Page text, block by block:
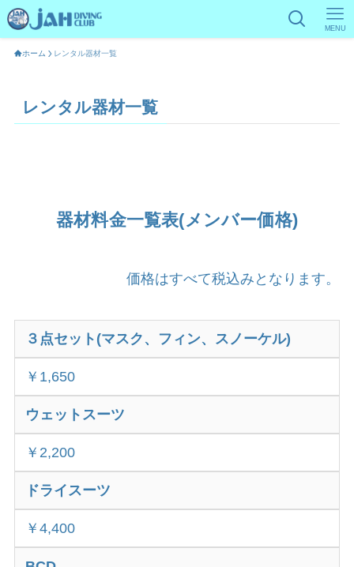
MENU
ホーム レンタル器材一覧
レンタル器材一覧
器材料金一覧表(メンバー価格)
価格はすべて税込みとなります。
３点セット(マスク、フィン、スノーケル)
￥1,650
ウェットスーツ
￥2,200
ドライスーツ
￥4,400